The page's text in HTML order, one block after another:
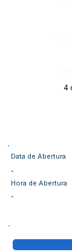
4
Data de Abertura
-
Hora de Abertura
-